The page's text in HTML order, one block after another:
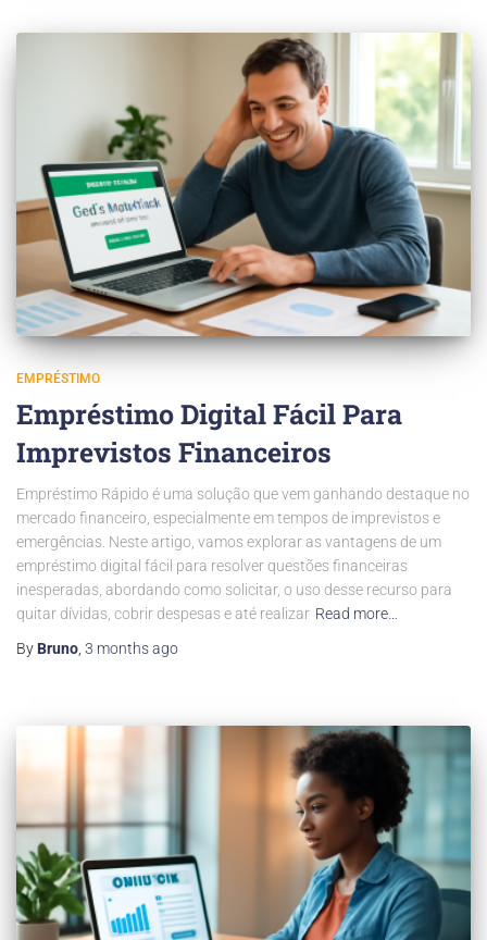
EMPRÉSTIMO
Empréstimo Digital Fácil Para
Imprevistos Financeiros
Empréstimo Rápido é uma solução que vem ganhando destaque no
mercado financeiro, especialmente em tempos de imprevistos e
emergências. Neste artigo, vamos explorar as vantagens de um
empréstimo digital fácil para resolver questões financeiras
inesperadas, abordando como solicitar, o uso desse recurso para
quitar dívidas, cobrir despesas e até realizar Read more…
By Bruno 3 monthsago